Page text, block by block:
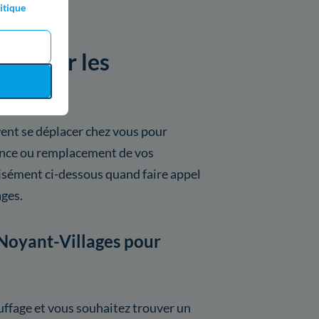
par les
se déplacer chez vous pour
ou remplacement de vos
ci-dessous quand faire appel
Villages pour
et vous souhaitez trouver un